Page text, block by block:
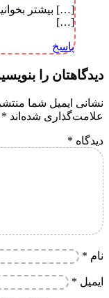
[…] بیشتر
[…]
پاسخ
دیدگاهتان را
نشانی ایمیل شما
علامت‌گذاری شده‌اند *
دیدگاه *
نام *
ایمیل *